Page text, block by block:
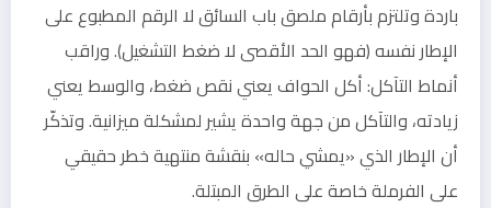
باردة وتلتزم بأرقام ملصق باب السائق لا الرقم المطبوع على
الإطار نفسه (فهو الحد الأقصى لا ضغط التشغيل). وراقب
أنماط التآكل: أكل الحواف يعني نقص ضغط، والوسط يعني
زيادته، والتآكل من جهة واحدة يشير لمشكلة ميزانية. وتذكّر
أن الإطار الذي «يمشي حاله» بنقشة منتهية خطر حقيقي
على الفرملة خاصة على الطرق المبتلة.